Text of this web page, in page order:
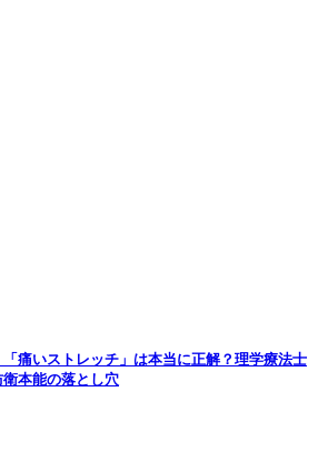
「痛いストレッチ」は本当に正解？理学療法士
本能の落とし穴